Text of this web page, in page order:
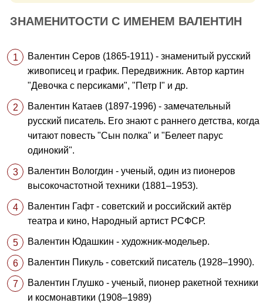
ЗНАМЕНИТОСТИ С ИМЕНЕМ ВАЛЕНТИН
Валентин Серов (1865-1911) - знаменитый русский
живописец и график. Передвижник. Автор картин
"Девочка с персиками", "Петр I" и др.
Валентин Катаев (1897-1996) - замечательный
русский писатель. Его знают с раннего детства, когда
читают повесть "Сын полка" и "Белеет парус
одинокий".
Валентин Вологдин - ученый, один из пионеров
высокочастотной техники (1881–1953).
Валентин Гафт - советский и российский актёр
театра и кино, Народный артист РСФСР.
Валентин Юдашкин - художник-модельер.
Валентин Пикуль - советский писатель (1928–1990).
Валентин Глушко - ученый, пионер ракетной техники
и космонавтики (1908–1989)